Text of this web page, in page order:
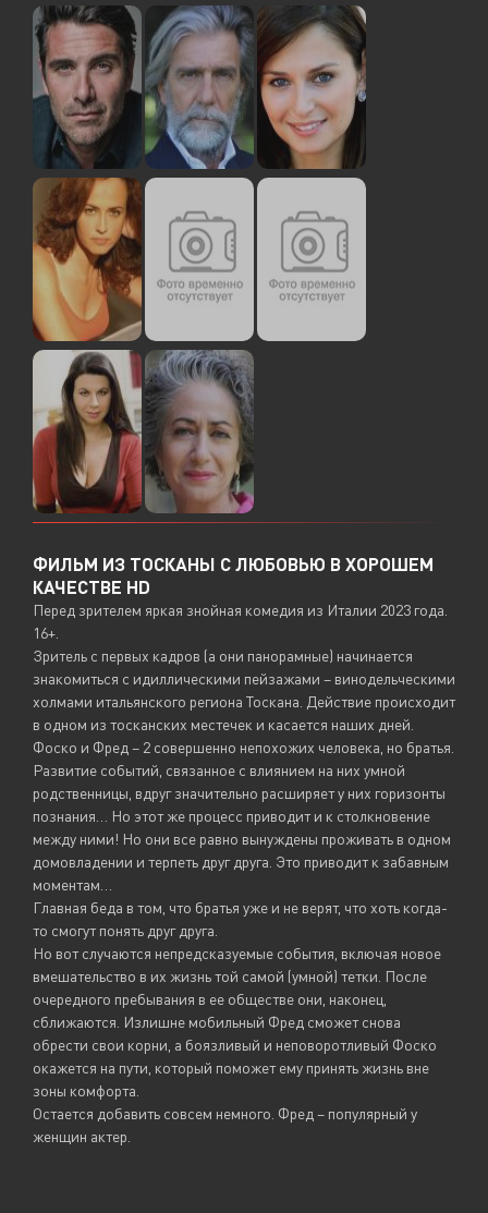
ФИЛЬМ ИЗ ТОСКАНЫ С ЛЮБОВЬЮ В ХОРОШЕМ
КАЧЕСТВЕ HD
Перед зрителем яркая знойная комедия из Италии 2023 года.
16+.
Зритель с первых кадров (а они панорамные) начинается
знакомиться с идиллическими пейзажами – винодельческими
холмами итальянского региона Тоскана. Действие происходит
в одном из тосканских местечек и касается наших дней.
Фоско и Фред – 2 совершенно непохожих человека, но братья.
Развитие событий, связанное с влиянием на них умной
родственницы, вдруг значительно расширяет у них горизонты
познания… Но этот же процесс приводит и к столкновение
между ними! Но они все равно вынуждены проживать в одном
домовладении и терпеть друг друга. Это приводит к забавным
моментам…
Главная беда в том, что братья уже и не верят, что хоть когда-
то смогут понять друг друга.
Но вот случаются непредсказуемые события, включая новое
вмешательство в их жизнь той самой (умной) тетки. После
очередного пребывания в ее обществе они, наконец,
сближаются. Излишне мобильный Фред сможет снова
обрести свои корни, а боязливый и неповоротливый Фоско
окажется на пути, который поможет ему принять жизнь вне
зоны комфорта.
Остается добавить совсем немного. Фред – популярный у
женщин актер.